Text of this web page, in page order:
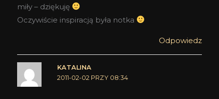
miły – dziękuję
Oczywiście inspiracją była notka
Odpowiedz
KATALINA
2011-02-02 PRZY 08:34